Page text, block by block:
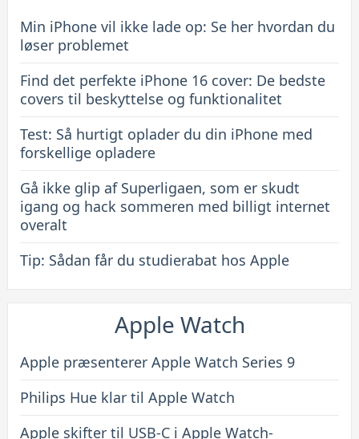
til
beskyttelse
funktionalitet
Min iPhone vil ikke lade op: Se her hvordan du
løser problemet
Find det perfekte iPhone 16 cover: De bedste
covers til beskyttelse og funktionalitet
Test: Så hurtigt oplader du din iPhone med
forskellige opladere
Gå ikke glip af Superligaen, som er skudt
igang og hack sommeren med billigt internet
overalt
Tip: Sådan får du studierabat hos Apple
Apple Watch
Apple præsenterer Apple Watch Series 9
Philips Hue klar til Apple Watch
Apple skifter til USB-C i Apple Watch-